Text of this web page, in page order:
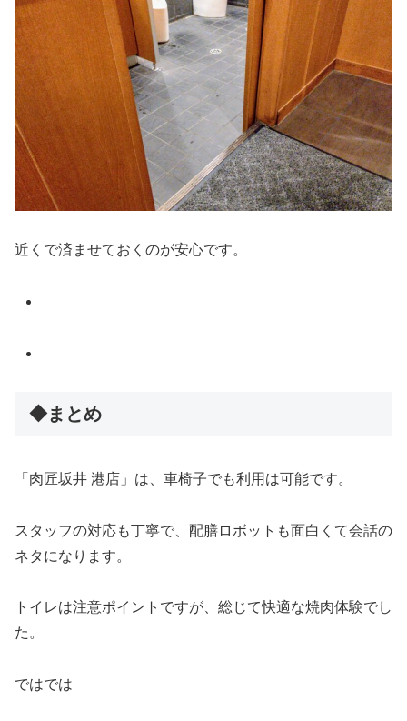
近くで済ませておくのが安心です。
◆まとめ
「肉匠坂井 港店」は、車椅子でも利用は可能です。
スタッフの対応も丁寧で、配膳ロボットも面白くて会話の
ネタになります。
トイレは注意ポイントですが、総じて快適な焼肉体験でし
た。
ではでは